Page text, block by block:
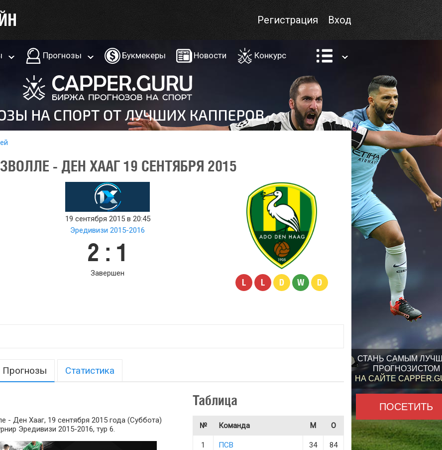
СТАНЬ САМЫМ
ПРОГНОЗИСТОМ
НА САЙТЕ
ПОСЕТИТЬ
Вход
Регистрация
Прогнозы Букмекеры Новости Конкурс
- ДЕН ХААГ 19 СЕНТЯБРЯ 2015
19 сентября 2015 в 20:45
Эредивизи 2015-2016
2 : 1
Завершен
L L D W D
Прогнозы Статистика
- Ден Хааг, 19 сентября 2015 года (Суббота)
Эредивизи 2015-2016, тур 6.
Таблица
№ Команда М О
1 ПСВ 34 84